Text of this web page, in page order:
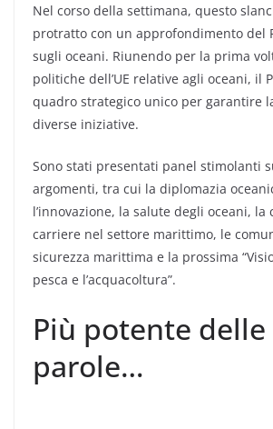
Nel corso della settimana, questo
protratto con un approfondimento del
sugli oceani. Riunendo per la prima
politiche dell’UE relative agli oceani, il
quadro strategico unico per garantire
diverse iniziative.
Sono stati presentati panel stimolanti
argomenti, tra cui la diplomazia
l’innovazione, la salute degli oceani,
carriere nel settore marittimo, le
sicurezza marittima e la prossima
pesca e l’acquacoltura”.
Più potente delle
parole…